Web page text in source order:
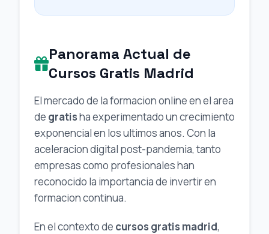
Panorama Actual de
Cursos Gratis Madrid
El mercado de la formacion online en el area
de gratisha experimentado un crecimiento
exponencial en los ultimos anos. Con la
aceleracion digital post-pandemia, tanto
empresas como profesionales han
reconocido la importancia de invertir en
formacion continua.
En el contexto de cursos gratis madrid,